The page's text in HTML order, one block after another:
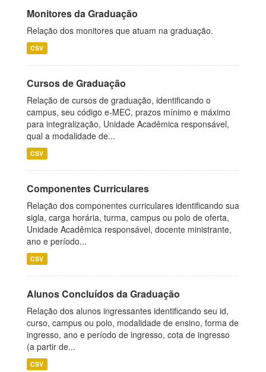
Monitores da Graduação
Relação dos monitores que atuam na graduação.
CSV
Cursos de Graduação
Relação de cursos de graduação, identificando o
campus, seu código e-MEC, prazos mínimo e máximo
para integralização, Unidade Acadêmica responsável,
qual a modalidade de...
CSV
Componentes Curriculares
Relação dos componentes curriculares identificando sua
sigla, carga horária, turma, campus ou polo de oferta,
Unidade Acadêmica responsável, docente ministrante,
ano e período...
CSV
Alunos Concluídos da Graduação
Relação dos alunos ingressantes identificando seu id,
curso, campus ou polo, modalidade de ensino, forma de
ingresso, ano e período de ingresso, cota de ingresso
(a partir de...
CSV